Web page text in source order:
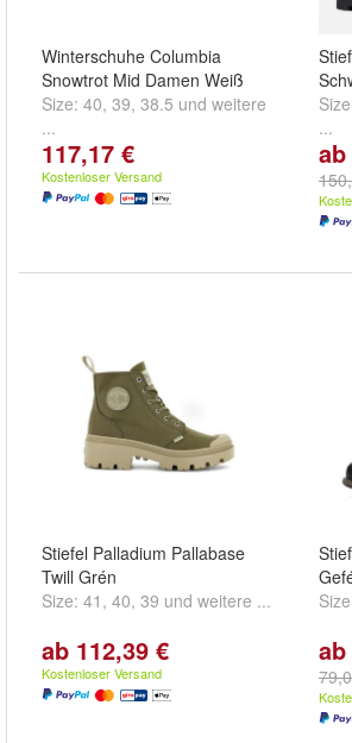
Winterschuhe Columbia
Snowtrot Mid Damen Weiß
Size: 40, 39, 38.5 und weitere
...
117,17 €
Kostenloser Versand
...
ab
Stiefel Palladium Pallabase
Twill Grén
Size: 41 , 40, 39 und weitere ...
ab 112,39 €
Kostenloser Versand
ab